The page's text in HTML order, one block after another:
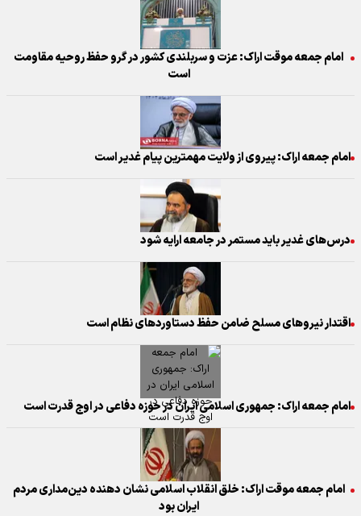
امام جمعه موقت اراک: عزت و سربلندی کشور در گرو حفظ روحیه مقاومت
است
امام جمعه اراک: پیروی از ولایت مهمترین پیام غدیر است
درس‌های غدیر باید مستمر در جامعه ارایه شود
اقتدار نیروهای مسلح ضامن حفظ دستاوردهای نظام است
امام جمعه اراک: جمهوری اسلامی ایران در حوزه دفاعی در اوج قدرت است
امام جمعه موقت اراک: خلق انقلاب اسلامی نشان دهنده دین‌مداری مردم
ایران بود